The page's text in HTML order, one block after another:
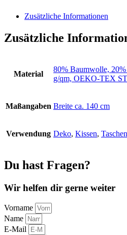
Zusätzliche Informationen
Zusätzliche
Material
80% Baumwolle,
g/qm, OEKO-TEX
Maßangaben Breite ca. 140 cm
Verwendung Deko, Kissen, Taschen
Du hast Fragen?
Wir helfen dir gerne weiter
Vorname
Name
E-Mail